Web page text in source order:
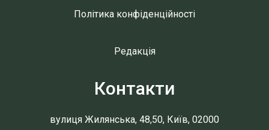
Політика конфіденційності
Редакція
Контакти
вулиця Жилянська, 48,50, Київ, 02000